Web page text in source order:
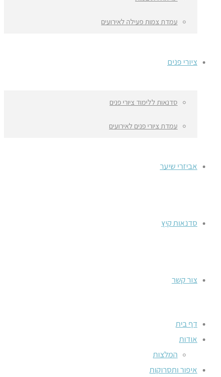
עמדת צמות פעילה לאירועים
ציורי פנים
סדנאות ללימוד ציורי פנים
עמדת ציורי פנים לאירועים
אביזרי שיער
סדנאות קיץ
צור קשר
דף בית
אודות
המלצות
איפור ותסרוקות